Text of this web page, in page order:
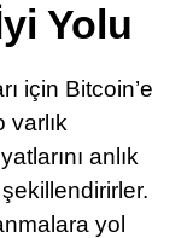
Yolu
için Bitcoin’e
varlık
anlık
yol